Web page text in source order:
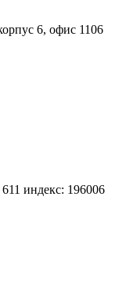
6, офис 1106
индекс: 196006